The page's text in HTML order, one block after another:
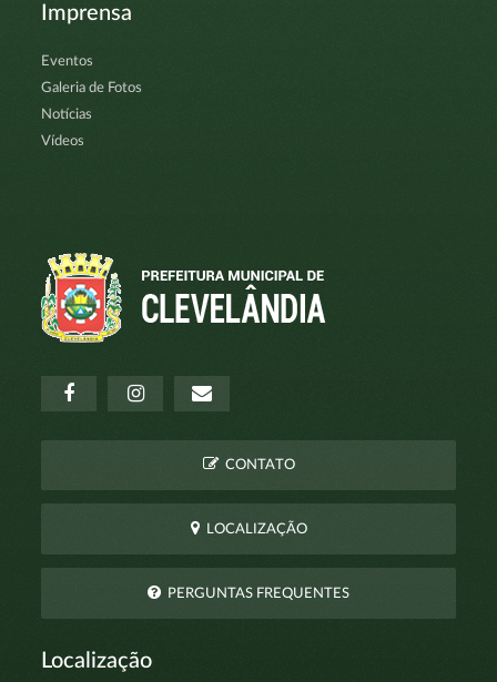
Imprensa
Eventos
Galeria de Fotos
Notícias
Vídeos
CONTATO
LOCALIZAÇÃO
PERGUNTAS FREQUENTES
Localização